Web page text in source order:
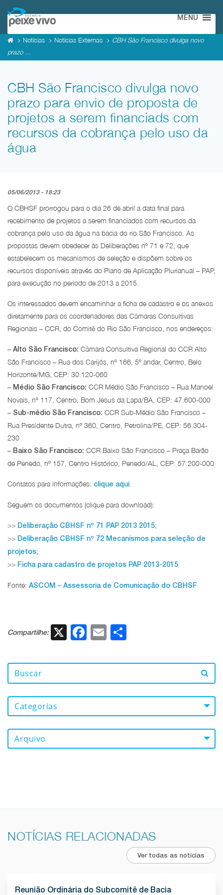
MENU
Notícias Notícias Externas
CBH São Francisco divulga novo
prazo ...
CBH São Francisco divulga novo
prazo para envio de proposta de
projetos a serem financiads com
recursos da cobrança pelo uso da
água
05/06/2013 - 18:23
O CBHSF prorrogou para o dia 26 de abril a data final para
recebimento de projetos a serem financiados com recursos da
cobrança pelo uso da água na bacia do rio São Francisco. As
propostas devem obedecer às Deliberações nº 71 e 72, que
estabelecem os mecanismos de seleção e dispõem sobre os
recursos disponíveis através do Plano de Aplicação Plurianual – PAP,
para execução no período de 2013 a 2015.
Os interessados devem encaminhar a ficha de cadastro e os anexos
diretamente para os coordenadores das Câmaras Consultivas
Regionais – CCR, do Comitê do Rio São Francisco, nos endereços:
– Alto São Francisco: Câmara Consultiva Regional do CCR Alto
São Francisco – Rua dos Carijós, nº 166, 5º andar, Centro, Belo
Horizonte/MG, CEP: 30.120-060
– Médio São Francisco: CCR Médio São Francisco – Rua Manoel
Novais, nº 117, Centro, Bom Jesus da Lapa/BA, CEP: 47.600-000
– Sub-médio São Francisco: CCR Sub-Médio São Francisco –
Rua Presidente Dutra, nº 360, Centro, Petrolina/PE, CEP: 56.304-
230
– Baixo São Francisco: CCR Baixo São Francisco – Praça Barão
de Penedo, nº 157, Centro Histórico, Penedo/AL, CEP: 57.200-000
Contatos para informações: clique aqui
Seguem os documentos (clique para download):
>> Deliberação CBHSF nº 71 PAP 2013 2015;
>> Deliberação CBHSF nº 72 Mecanismos para seleção de
projetos;
>> Ficha para cadastro de projetos PAP 2013-2015
Fonte: ASCOM – Assessoria de Comunicação do CBHSF
Compartilhe: X Facebook
Email
Categorias
Arquivo
NOTÍCIAS RELACIONADAS
Ver todas as notícias
Reunião Ordinária do Subcomitê de Bacia